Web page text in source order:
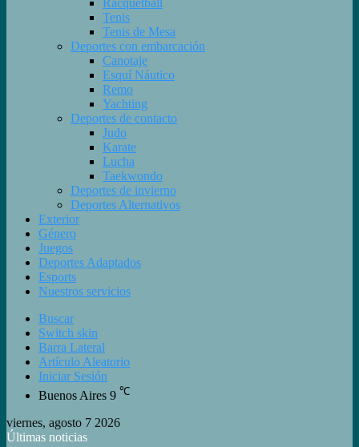
Racquetball
Tenis
Tenis de Mesa
Deportes con embarcación
Canotaje
Esquí Náutico
Remo
Yachting
Deportes de contacto
Judo
Karate
Lucha
Taekwondo
Deportes de invierno
Deportes Alternativos
Exterior
Género
Juegos
Deportes Adaptados
Esports
Nuestros servicios
Buscar
Switch skin
Barra Lateral
Artículo Aleatorio
Iniciar Sesión
Buenos Aires 9 ℃
viernes, agosto 7 2026
Últimas noticias